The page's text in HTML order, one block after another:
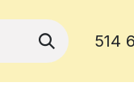
514